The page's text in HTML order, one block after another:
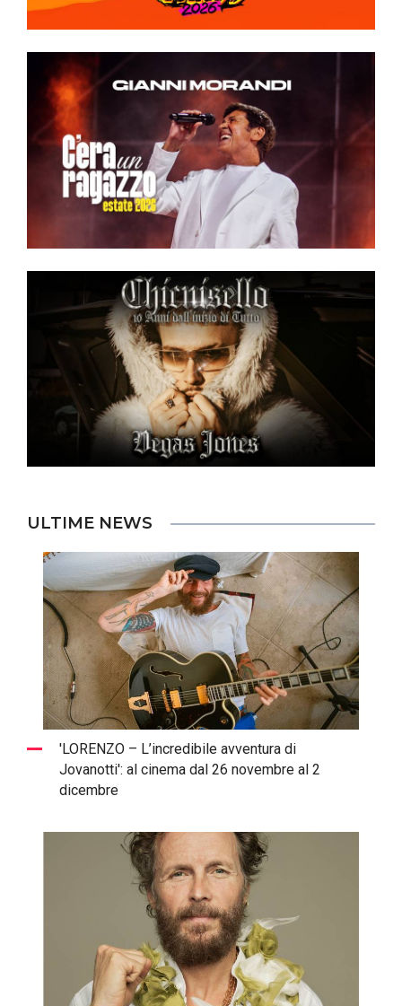
ULTIME NEWS
'LORENZO – L’incredibile avventura di
Jovanotti': al cinema dal 26 novembre al 2
dicembre